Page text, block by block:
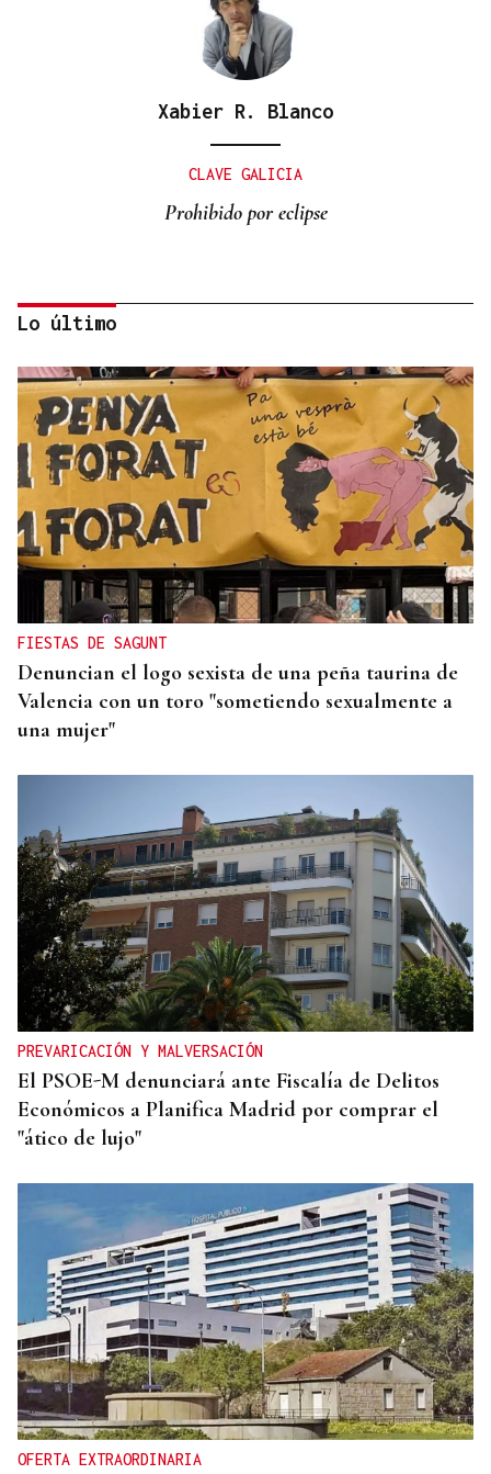
Xabier R. Blanco
CLAVE GALICIA
Prohibido por eclipse
Lalo Pavón
O AFIADOR
Un día haberá autobuses
Lo último
FIESTAS DE SAGUNT
Denuncian el logo sexista de una peña taurina de
Valencia con un toro "sometiendo sexualmente a
una mujer"
PREVARICACIÓN Y MALVERSACIÓN
El PSOE-M denunciará ante Fiscalía de Delitos
Económicos a Planifica Madrid por comprar el
"ático de lujo"
OFERTA EXTRAORDINARIA